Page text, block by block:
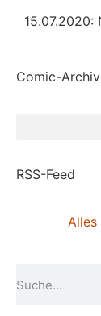
15.07.2020:
Comic-
RSS-Feed
Alles